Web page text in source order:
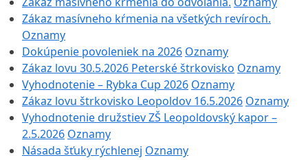
Zákaz masívneho kŕmenia na všetkých revíroch.
Oznamy
Dokúpenie povoleniek na 2026 Oznamy
Zákaz lovu 30.5.2026 Peterské štrkovisko Oznamy
Vyhodnotenie – Rybka Cup 2026 Oznamy
Zákaz lovu štrkovisko Leopoldov 16.5.2026 Oznamy
Vyhodnotenie družstiev ZŠ Leopoldovský kapor –
2.5.2026 Oznamy
Násada šťuky rýchlenej Oznamy